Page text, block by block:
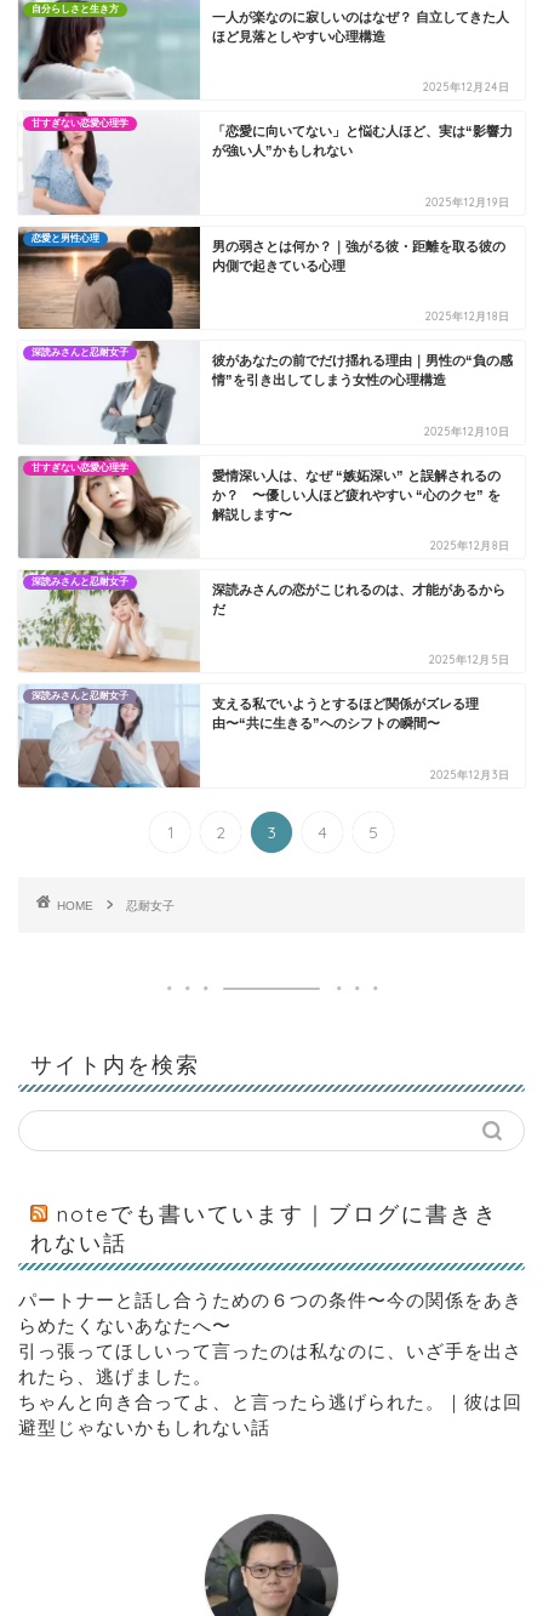
自分らしさと生き方
一人が楽なのに寂しいのはなぜ？ 自立してきた人
ほど見落としやすい心理構造
2025年12月24日
甘すぎない恋愛心理学
「恋愛に向いてない」と悩む人ほど、実は“影響力
が強い人”かもしれない
2025年12月19日
恋愛と男性心理
男の弱さとは何か？｜強がる彼・距離を取る彼の
内側で起きている心理
2025年12月18日
深読みさんと忍耐女子
彼があなたの前でだけ揺れる理由｜男性の“負の感
情”を引き出してしまう女性の心理構造
2025年12月10日
甘すぎない恋愛心理学
愛情深い人は、なぜ “嫉妬深い” と誤解されるの
か？ 〜優しい人ほど疲れやすい “心のクセ” を
解説します〜
2025年12月8日
深読みさんと忍耐女子
深読みさんの恋がこじれるのは、才能があるから
だ
2025年12月5日
深読みさんと忍耐女子
支える私でいようとするほど関係がズレる理
由〜“共に生きる”へのシフトの瞬間〜
2025年12月3日
1 2 3 4 5
HOME 忍耐女子
サイト内を検索
noteでも書いています｜ブログに書きき
れない話
パートナーと話し合うための６つの条件〜今の関係をあき
らめたくないあなたへ〜
引っ張ってほしいって言ったのは私なのに、いざ手を出さ
れたら、逃げました。
ちゃんと向き合ってよ、と言ったら逃げられた。｜彼は回
避型じゃないかもしれない話